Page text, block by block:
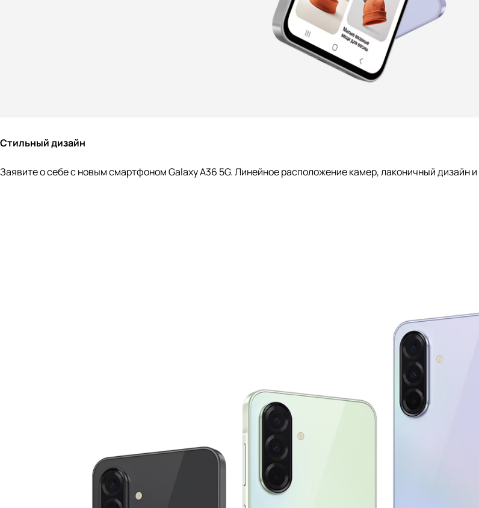
Стильный дизайн
Заявите о себе с новым смартфоном Galaxy A36 5G. Линейное расположение камер, лаконичный дизайн